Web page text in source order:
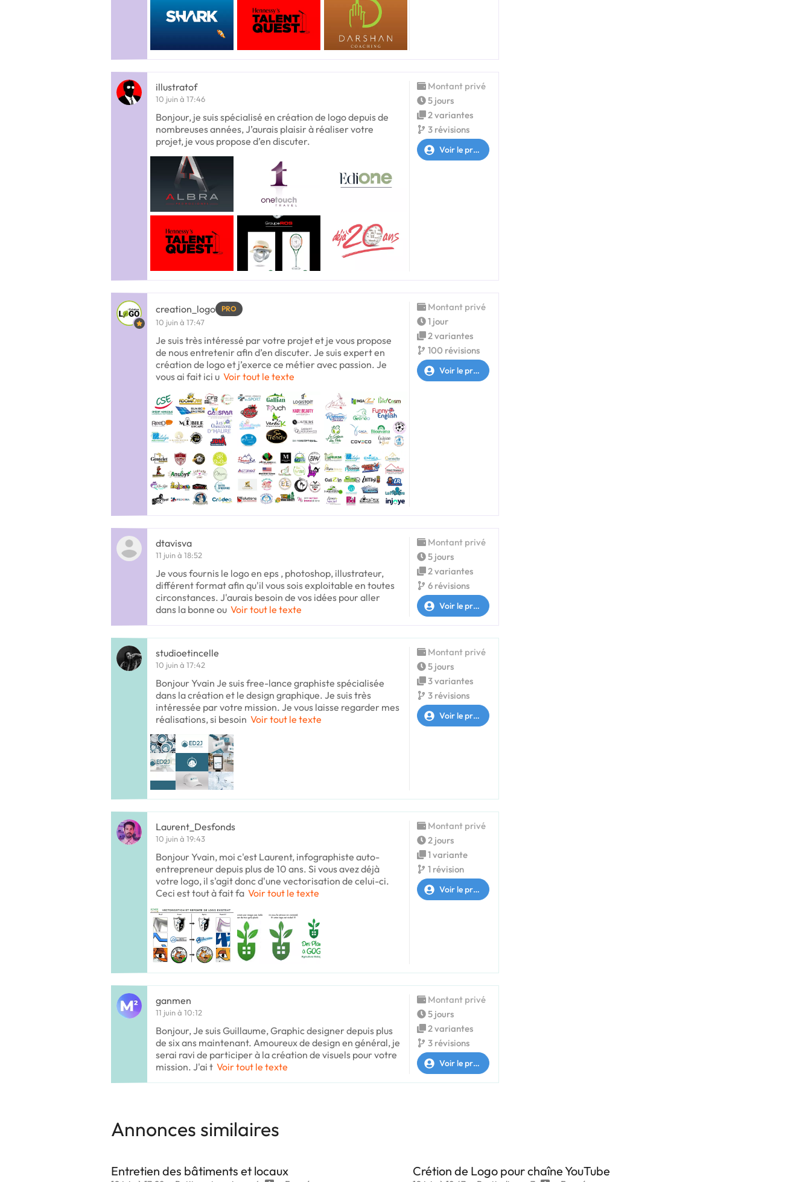
illustratof
10 juin à 17:46
Bonjour, je suis spécialisé en création de logo depuis de
nombreuses années, J’aurais plaisir à réaliser votre
projet, je vous propose d’en discuter.
Montant privé
5 jours
2 variantes
3 révisions
Voir le profil
creation_logo PRO
10 juin à 17:47
Je suis très intéressé par votre projet et je vous propose
de nous entretenir afin d’en discuter. Je suis expert en
création de logo et j’exerce ce métier avec passion. Je
vous ai fait ici u Voir tout le texte
Montant privé
1 jour
2 variantes
100 révisions
Voir le profil
dtavisva
11 juin à 18:52
Je vous fournis le logo en eps , photoshop, illustrateur,
différent format afin qu'il vous sois exploitable en toutes
circonstances. J'aurais besoin de vos idées pour aller
dans la bonne ou Voir tout le texte
Montant privé
5 jours
2 variantes
6 révisions
Voir le profil
studioetincelle
10 juin à 17:42
Bonjour Yvain Je suis free-lance graphiste spécialisée
dans la création et le design graphique. Je suis très
intéressée par votre mission. Je vous laisse regarder mes
réalisations, si besoin Voir tout le texte
Montant privé
5 jours
3 variantes
3 révisions
Voir le profil
Laurent_Desfonds
10 juin à 19:43
Bonjour Yvain, moi c'est Laurent, infographiste auto-
entrepreneur depuis plus de 10 ans. Si vous avez déjà
votre logo, il s'agit donc d'une vectorisation de celui-ci.
Ceci est tout à fait fa Voir tout le texte
Montant privé
2 jours
1 variante
1 révision
Voir le profil
ganmen
11 juin à 10:12
Bonjour, Je suis Guillaume, Graphic designer depuis plus
de six ans maintenant. Amoureux de design en général, je
serai ravi de participer à la création de visuels pour votre
mission. J'ai t Voir tout le texte
Montant privé
5 jours
2 variantes
3 révisions
Voir le profil
Annonces similaires
Entretien des bâtiments et locaux Crétion de Logo pour chaîne YouTube